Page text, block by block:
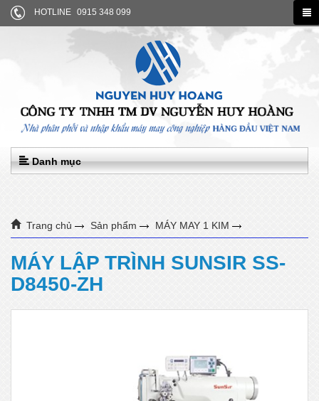
HOTLINE 0915 348 099
Danh mục
Trang chủ Sản phẩm MÁY MAY 1 KIM
MÁY LẬP TRÌNH SUNSIR SS-D8450-ZH
MÁY LẬP TRÌNH SUNSIR SS-
D8450-ZH